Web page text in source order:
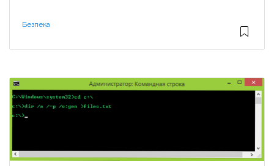
Безпека